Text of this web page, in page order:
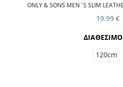
ONLY & SONS MEN΄S SLIM
19.99 €
120cm